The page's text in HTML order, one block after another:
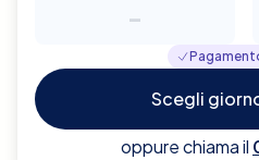
-
Scegli
oppure chiama il